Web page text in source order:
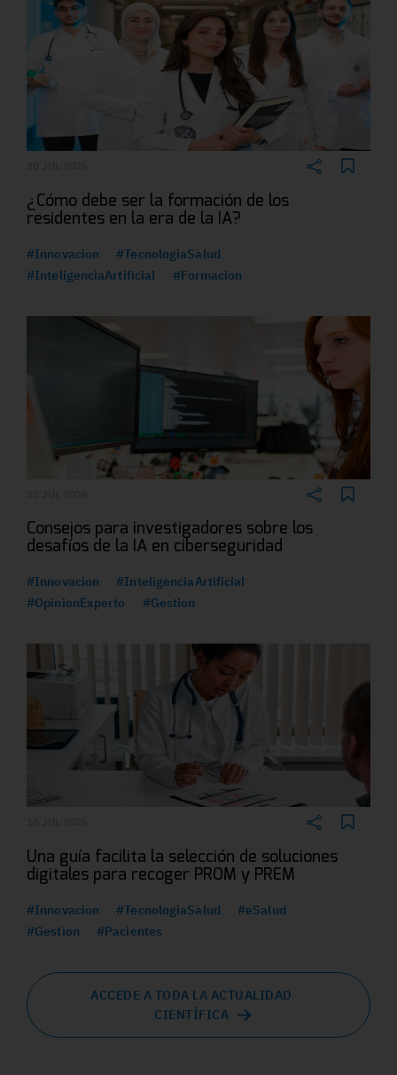
¿Cómo debe ser la formación de los
residentes en la era de la IA?
#Innovacion
#TecnologiaSalud
#InteligenciaArtificial
#Formacion
Consejos para investigadores sobre los
desafíos de la IA en ciberseguridad
#Innovacion
#InteligenciaArtificial
#OpinionExperto
#Gestion
Una guía facilita la selección de soluciones
digitales para recoger PROM y PREM
#Innovacion #TecnologiaSalud
#eSalud
#Gestion
#Pacientes
ACCEDE A TODA LA ACTUALIDAD
CIENTÍFICA